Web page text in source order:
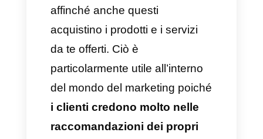
Un programma referral
altro che una strategia per
fidelizzare un cliente:
infatti andranno a consigliare la
tua azienda ad altri conoscenti
affinché anche questi